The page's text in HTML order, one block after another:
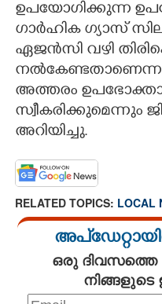
ഉപയോഗിക്കുന്ന
ഗാർഹിക ഗ്യാസ്
ഏജൻസി വഴി
അത്തരം
സ്വീകരിക്കുമെന്നും
അറിയിച്ചു.
RELATED TOPICS: LOCAL
ഒരു